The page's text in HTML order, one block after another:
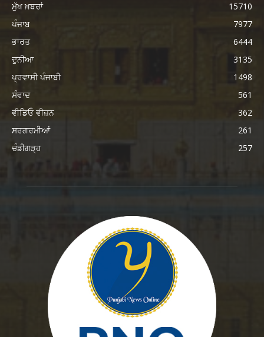
ਮੁੱਖ ਖ਼ਬਰਾਂ
15710
ਪੰਜਾਬ
7977
ਭਾਰਤ
6444
ਦੁਨੀਆ
3135
ਪ੍ਰਵਾਸੀ ਪੰਜਾਬੀ
1498
ਸੰਵਾਦ
561
ਵੀਡਿਓ ਵੀਜ਼ਨ
362
ਸਰਗਰਮੀਆਂ
261
ਚੰਡੀਗੜ੍ਹ
257